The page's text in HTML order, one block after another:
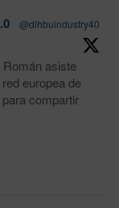
@dihbuindustry40
asiste
europea de
compartir